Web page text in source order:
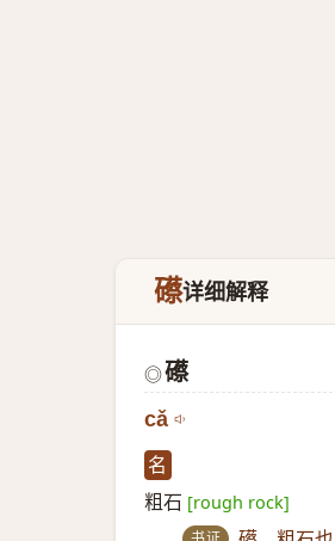
礤详细解释
◎礤
cǎ
名
粗石 [rough rock]